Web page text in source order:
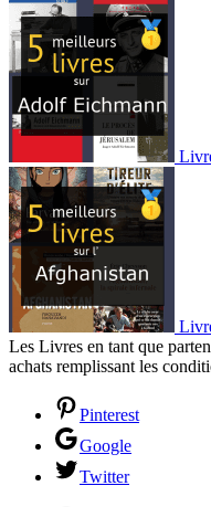
Les Livres en tant que
achats remplissant les
Pinterest
Google
Twitter